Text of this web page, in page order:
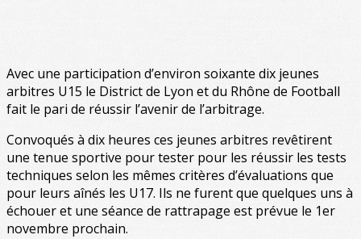
Avec une participation d’environ soixante dix jeunes
arbitres U15 le District de Lyon et du Rhône de Football
fait le pari de réussir l’avenir de l’arbitrage.
Convoqués à dix heures ces jeunes arbitres revêtirent
une tenue sportive pour tester pour les réussir les tests
techniques selon les mêmes critères d’évaluations que
pour leurs aînés les U17. Ils ne furent que quelques uns à
échouer et une séance de rattrapage est prévue le 1er
novembre prochain.